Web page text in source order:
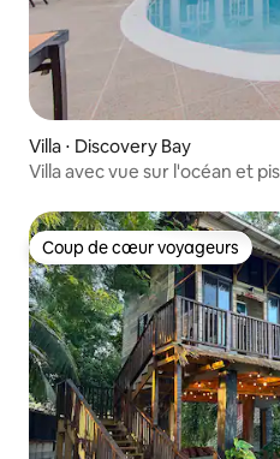
Villa ⋅ Discovery Bay
Villa avec vue sur l'océan et
Coup de cœur voyageurs
Coup de cœur voyageurs